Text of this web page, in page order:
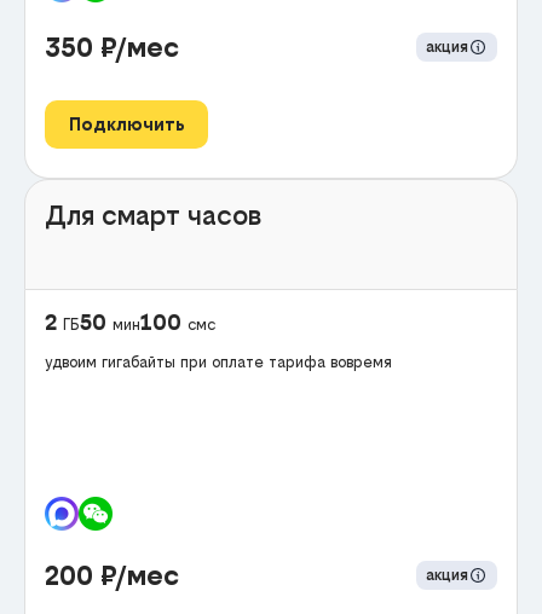
350 ₽/мес акция
Подключить
Для смарт часов
2 ГБ50 мин100 смс
удвоим гигабайты при оплате тарифа вовремя
200 ₽/мес акция